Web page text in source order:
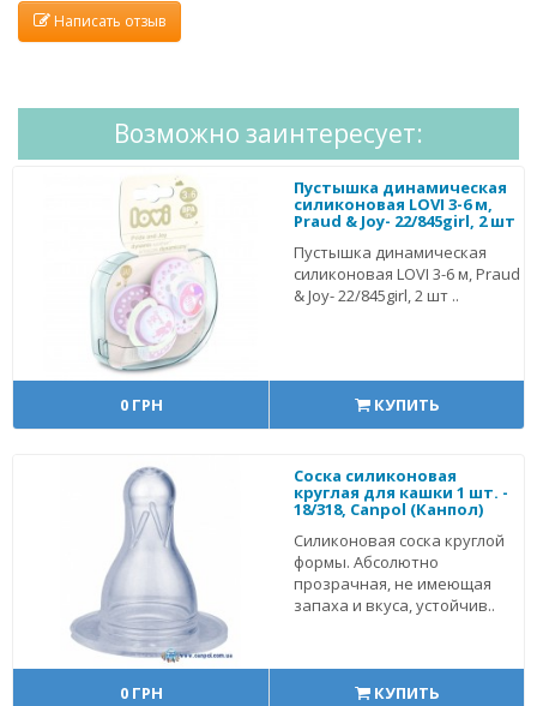
Написать отзыв
Возможно заинтересует:
Пустышка динамическая
силиконовая LOVI 3-6 м,
Praud & Joy- 22/845girl, 2 шт
Пустышка динамическая
силиконовая LOVI 3-6 м, Praud
& Joy- 22/845girl, 2 шт ..
0 ГРН КУПИТЬ
Соска силиконовая
круглая для кашки 1 шт. -
18/318, Canpol (Канпол)
Силиконовая соска круглой
формы. Абсолютно
прозрачная, не имеющая
запаха и вкуса, устойчив..
0 ГРН КУПИТЬ